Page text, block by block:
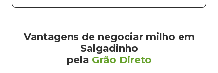
Vantagens de negociar milho em
Salgadinho
pela Grão Direto